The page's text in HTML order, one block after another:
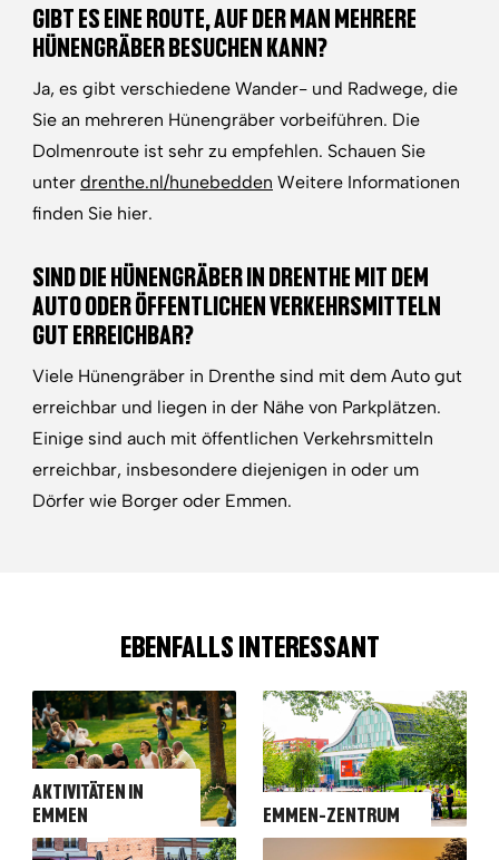
GIBT ES EINE ROUTE, AUF DER MAN MEHRERE
HÜNENGRÄBER BESUCHEN KANN?
Ja, es gibt verschiedene Wander- und Radwege, die
Sie an mehreren Hünengräber vorbeiführen. Die
Dolmenroute ist sehr zu empfehlen. Schauen Sie
unter drenthe.nl/hunebedden Weitere Informationen
finden Sie hier.
SIND DIE HÜNENGRÄBER IN DRENTHE MIT DEM
AUTO ODER ÖFFENTLICHEN VERKEHRSMITTELN
GUT ERREICHBAR?
Viele Hünengräber in Drenthe sind mit dem Auto gut
erreichbar und liegen in der Nähe von Parkplätzen.
Einige sind auch mit öffentlichen Verkehrsmitteln
erreichbar, insbesondere diejenigen in oder um
Dörfer wie Borger oder Emmen.
EBENFALLS INTERESSANT
AKTIVITÄTEN IN
EMMEN
EMMEN-ZENTRUM